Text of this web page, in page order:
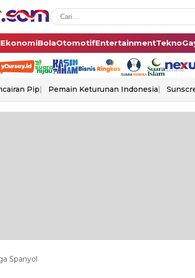
EkonomiBolaOtomotifEntertainmentTekno
Pip Pemain Keturunan Indonesia
Spanyol